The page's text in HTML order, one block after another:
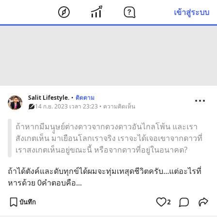
เข้าสู่ระบบ
Salit Lifestyle. • ติดตาม
14 ก.ย. 2023 เวลา 23:23 • ความคิดเห็น
ถ้าหากมีมนุูษย์ต่างดาวจากดวงดาวอันไกลโพ้น และเรา
สังเกตเห็น มาเยือนโลกเราจริง เราจะได้เจอเขาจากดาวที่
เราสงเกตเห็นอยู่ขณะนี้ หรือจากดาวที่อยู่ในอนาคต?
ถ้าได้ตังค์และดับทุกข์ได้ผมจะทุ่มเทสุดชีวิตครับ...แต่อะไรที่
หารด้วย 0คำตอบคือ...
บันทึก 2